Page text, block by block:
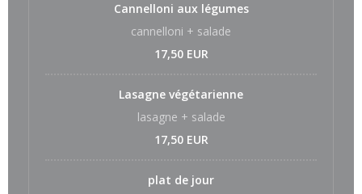
Cannelloni aux légumes
cannelloni + salade
17,50 EUR
Lasagne végétarienne
lasagne + salade
17,50 EUR
plat de jour